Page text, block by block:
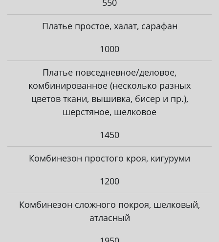
550
Платье простое, халат, сарафан
1000
Платье повседневное/деловое,
комбинированное (несколько разных
цветов ткани, вышивка, бисер и пр.),
шерстяное, шелковое
1450
Комбинезон простого кроя, кигуруми
1200
Комбинезон сложного покроя, шелковый,
атласный